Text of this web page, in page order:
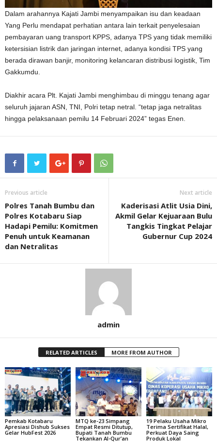
Dalam arahannya Kajati Jambi menyampaikan isu dan keadaan
Yang Perlu mendapat perhatian antara lain terkait penyelesaian
pembayaran uang transport KPPS, adanya TPS yang tidak memiliki
ketersisian listrik dan jaringan internet, adanya kondisi TPS yang
berada dirawan banjir, monitoring kelancaran distribusi logistik, Tim
Gakkumdu.
Diakhir acara Plt. Kajati Jambi menghimbau di minggu tenang agar
seluruh jajaran ASN, TNI, Polri tetap netral. “tetap jaga netralitas
hingga pelaksanaan pemilu 14 Februari 2024” tegas Enen.
Previous article
Polres Tanah Bumbu dan
Polres Kotabaru Siap
Hadapi Pemilu: Komitmen
Penuh untuk Keamanan
dan Netralitas
Next article
Kaderisasi Atlit Usia Dini,
Akmil Gelar Kejuaraan Bulu
Tangkis Tingkat Pelajar
Gubernur Cup 2024
admin
RELATED ARTICLES MORE FROM AUTHOR
Pemkab Kotabaru
Apresiasi Dishub Sukses
Gelar HubFest 2026
MTQ ke-23 Simpang
Empat Resmi Ditutup,
Bupati Tanah Bumbu
Tekankan Al-Qur’an
19 Pelaku Usaha Mikro
Terima Sertifikat Halal,
Perkuat Daya Saing
Produk Lokal